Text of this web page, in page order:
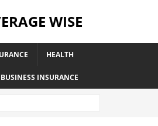
WISE
HEALTH
BUSINESS INSURANCE